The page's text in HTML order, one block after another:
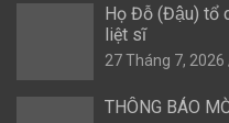
Họ Đỗ (Đậu) tổ
liệt sĩ
27 Tháng 7, 2026
THÔNG BÁO